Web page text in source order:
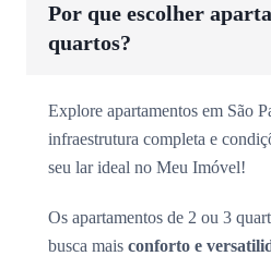
Por que escolher
quartos?
Explore apartamentos em São
infraestrutura completa e
seu lar ideal no Meu Imóvel!
Os apartamentos de 2 ou 3
busca mais conforto e